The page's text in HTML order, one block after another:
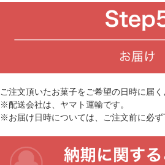
ご注文頂いたお菓子をご希望の日時に届く
※配送会社は、ヤマト運輸です。
※お届け日時については、ご注文前に必ず